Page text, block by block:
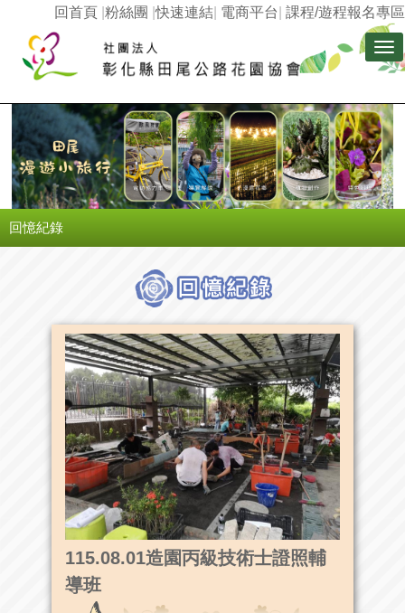
課程/遊程報名專區
電商平台
快速連結
粉絲團 |
回首頁
回憶紀錄
115.08.01造園丙級技術士證照輔
導班